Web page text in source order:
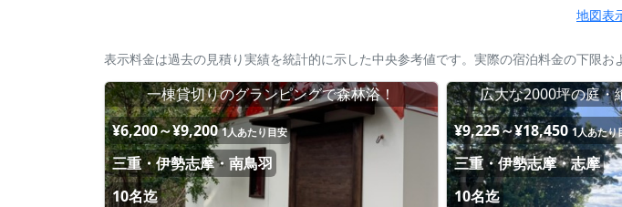
地図表
表示料金は過去の見積り実績を統計的に示した中央参考値です。実際の宿泊料金の下限お
一棟貸切りのグランピングで森林浴！
¥6,200～¥9,200 1人あたり目安
三重・伊勢志摩・南鳥羽
10名迄
広大な2000坪の庭・
¥9,225～¥18,450 1人あたり
三重・伊勢志摩・志摩
10名迄